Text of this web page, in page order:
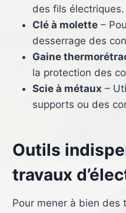
des fils électriques.
Clé à molette–
desserrage des
Gaine
la protection des
Scie à métaux –
supports ou des
Outils
travaux
Pour mener à bien des